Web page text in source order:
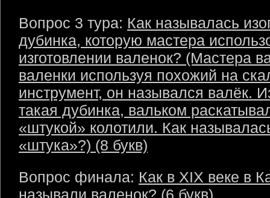
Вопрос 3 тура: Как называлась
дубинка, которую мастера
изготовлении валенок? (Мастера
валенки используя похожий на
инструмент, он назывался валёк.
такая дубинка, вальком
«штукой» колотили. Как
«штука»?) (8 букв)
Вопрос финала: Как в XIX веке в
называли валенок? (6 букв)